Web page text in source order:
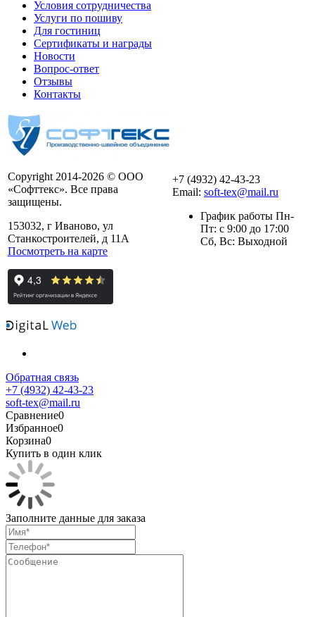
Условия сотрудничества
Услуги по пошиву
Для гостиниц
Сертификаты и награды
Новости
Вопрос-ответ
Отзывы
Контакты
Copyright 2014-2026 © ООО
«Софттекс». Все права
защищены.
153032, г Иваново, ул
Станкостроителей, д 11А
Посмотреть на карте
+7 (4932) 42-43-23
Email: soft-tex@mail.ru
График работы Пн-
Пт: с 9:00 до 17:00
Сб, Вс: Выходной
Обратная связь
+7 (4932) 42-43-23
soft-tex@mail.ru
Сравнение0
Избранное0
Корзина0
Купить в один клик
Заполните данные для заказа